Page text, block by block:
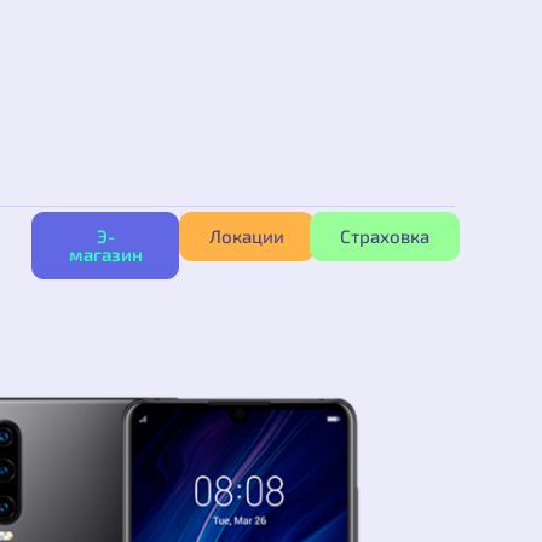
Э-
магазин
Локации Страховка